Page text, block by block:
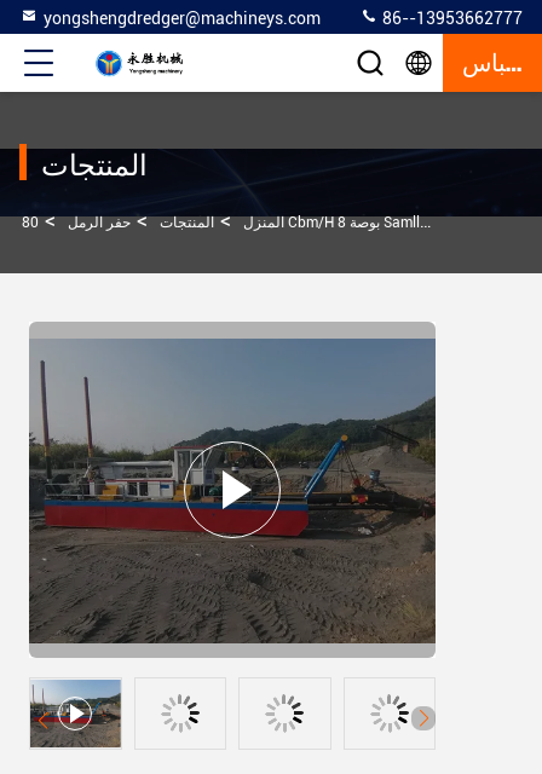
yongshengdredger@machineys.com 86--13953662777
إقتباس
المنتجات
المنزل > المنتجات > حفر الرمل >